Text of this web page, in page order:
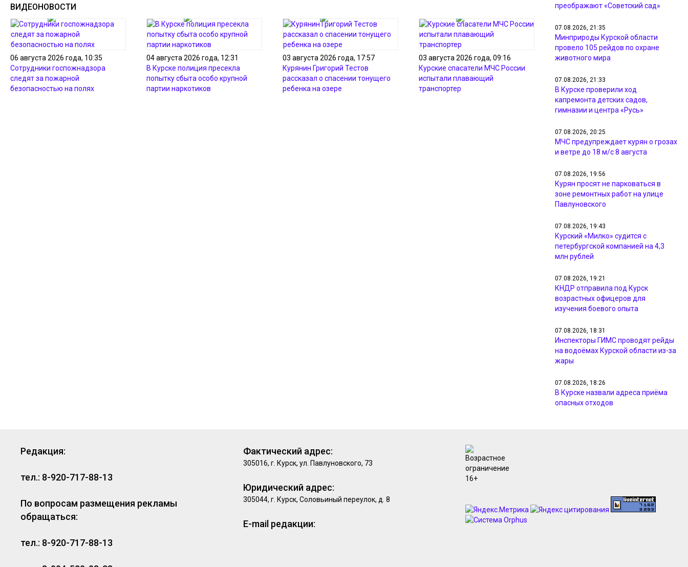
ВИДЕОНОВОСТИ
06 августа 2026 года, 10:35
Сотрудники госпожнадзора
следят за пожарной
безопасностью на полях
04 августа 2026 года, 12:31
В Курске полиция пресекла
попытку сбыта особо крупной
партии наркотиков
03 августа 2026 года, 17:57
Курянин Григорий Тестов
рассказал о спасении тонущего
ребенка на озере
03 августа 2026 года, 09:16
Курские спасатели МЧС России
испытали плавающий
транспортер
преображают «Советский сад»
07.08.2026, 21:35
Минприроды Курской области
провело 105 рейдов по охране
животного мира
07.08.2026, 21:33
В Курске проверили ход
капремонта детских садов,
гимназии и центра «Русь»
07.08.2026, 20:25
МЧС предупреждает курян о грозах
и ветре до 18 м/с 8 августа
07.08.2026, 19:56
Курян просят не парковаться в
зоне ремонтных работ на улице
Павлуновского
07.08.2026, 19:43
Курский «Милко» судится с
петербургской компанией на 4,3
млн рублей
07.08.2026, 19:21
КНДР отправила под Курск
возрастных офицеров для
изучения боевого опыта
07.08.2026, 18:31
Инспекторы ГИМС проводят рейды
на водоёмах Курской области из-за
жары
07.08.2026, 18:26
В Курске назвали адреса приёма
опасных отходов
разметку после жалоб прокурору
Редакция:
тел.: 8-920-717-88-13
По вопросам размещения рекламы
обращаться:
тел.: 8-920-717-88-13
Фактический адрес:
305016, г. Курск, ул. Павлуновского, 73
Юридический адрес:
305044, г. Курск, Соловьиный переулок, д. 8
E-mail редакции: